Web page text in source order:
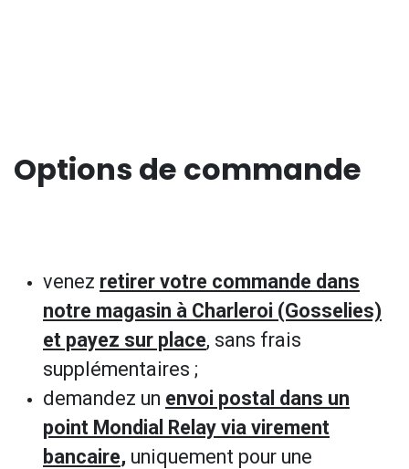
Options de commande
venez retirer votre commande dans
notre magasin à Charleroi (Gosselies)
et payez sur place, sans frais
supplémentaires ;
demandez un envoi postal dans un
point Mondial Relay via virement
bancaire, uniquement pour une